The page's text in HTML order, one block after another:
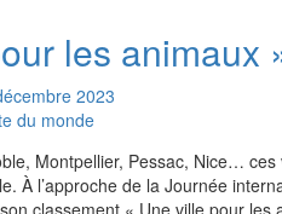
les
embre 2023
du monde
Montpellier, Pessac, Nice…
À l’approche de la Journée
classement « Une ville pour